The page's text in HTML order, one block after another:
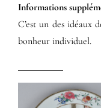
Informations
C’est un des idéaux
bonheur individuel.